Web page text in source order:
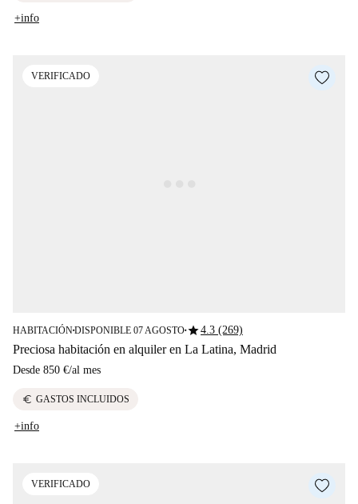
+info
VERIFICADO
HABITACIÓN■DISPONIBLE 07 AGOSTO■star4.3 (269)
Preciosa habitación en alquiler en La Latina, Madrid
Desde 850 €/al mes
euro GASTOS INCLUIDOS
+info
VERIFICADO